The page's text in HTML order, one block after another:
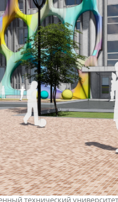
технический университет